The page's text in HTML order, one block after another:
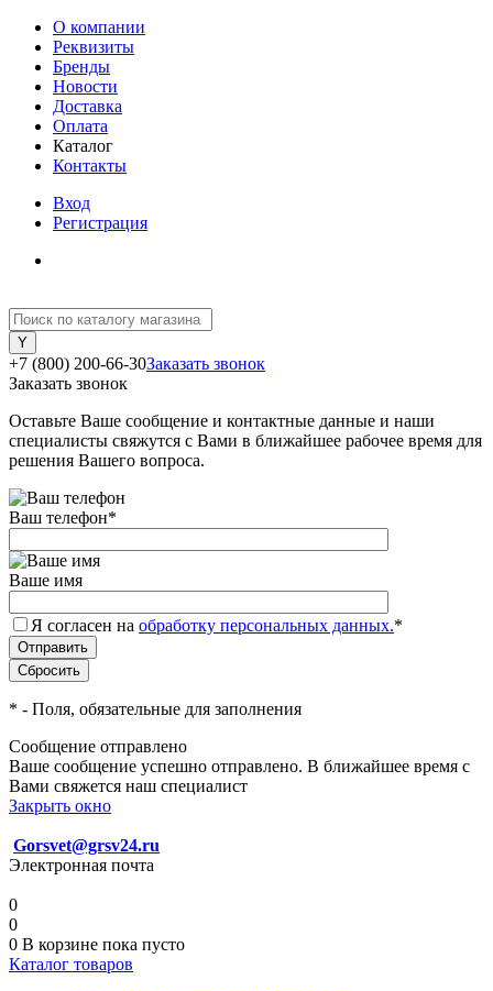
О компании
Реквизиты
Бренды
Новости
Доставка
Оплата
Каталог
Контакты
Вход
Регистрация
+7 (800) 200-66-30Заказать звонок
Заказать звонок
Оставьте Ваше сообщение и контактные данные и наши
специалисты свяжутся с Вами в ближайшее рабочее время для
решения Вашего вопроса.
Ваш телефон*
Ваше имя
Я согласен на обработку персональных данных.*
* - Поля, обязательные для заполнения
Сообщение отправлено
Ваше сообщение успешно отправлено. В ближайшее время с
Вами свяжется наш специалист
Закрыть окно
Gorsvet@grsv24.ru
Электронная почта
0
0
0 В корзине пока пусто
Каталог товаров